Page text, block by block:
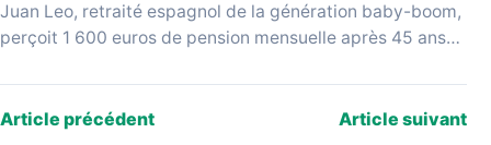
Juan Leo, retraité espagnol de la génération baby-boom,
perçoit 1 600 euros de pension mensuelle après 45 ans
Article précédent Article suivant